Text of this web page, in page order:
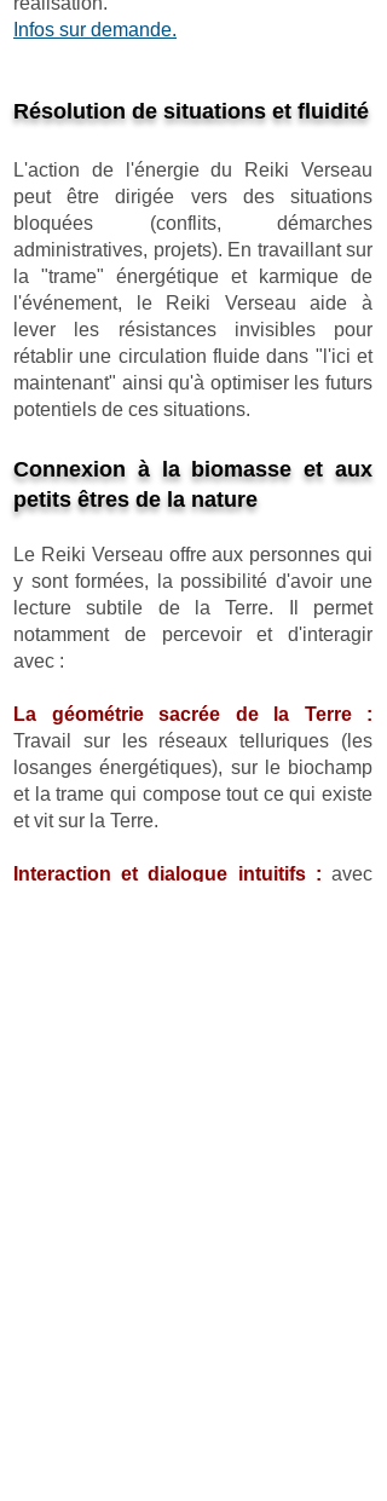
Infos sur demande.
Résolution de situations et fluidité
L'action de l'énergie du Reiki Verseau
peut être dirigée vers des situations
bloquées (conflits, démarches
administratives, projets). En travaillant sur
la "trame" énergétique et karmique de
l'événement, le Reiki Verseau aide à
lever les résistances invisibles pour
rétablir une circulation fluide dans "l'ici et
maintenant" ainsi qu'à optimiser les futurs
potentiels de ces situations.
Connexion à la biomasse et aux
petits êtres de la nature
Le Reiki Verseau offre aux personnes qui
y sont formées, la possibilité d'avoir une
lecture subtile de la Terre. Il permet
notamment de percevoir et d'interagir
avec :
La géométrie sacrée de la Terre :
Travail sur les réseaux telluriques (les
losanges énergétiques), sur le biochamp
et la trame qui compose tout ce qui existe
et vit sur la Terre.
Interaction et dialogue intuitifs : avec